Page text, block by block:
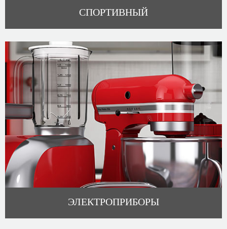
СПОРТИВНЫЙ
ЭЛЕКТРОПРИБОРЫ